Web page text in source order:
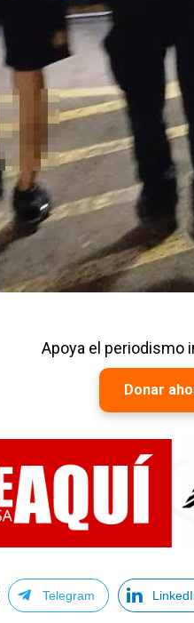
Apoya el periodismo
Donar
Telegram